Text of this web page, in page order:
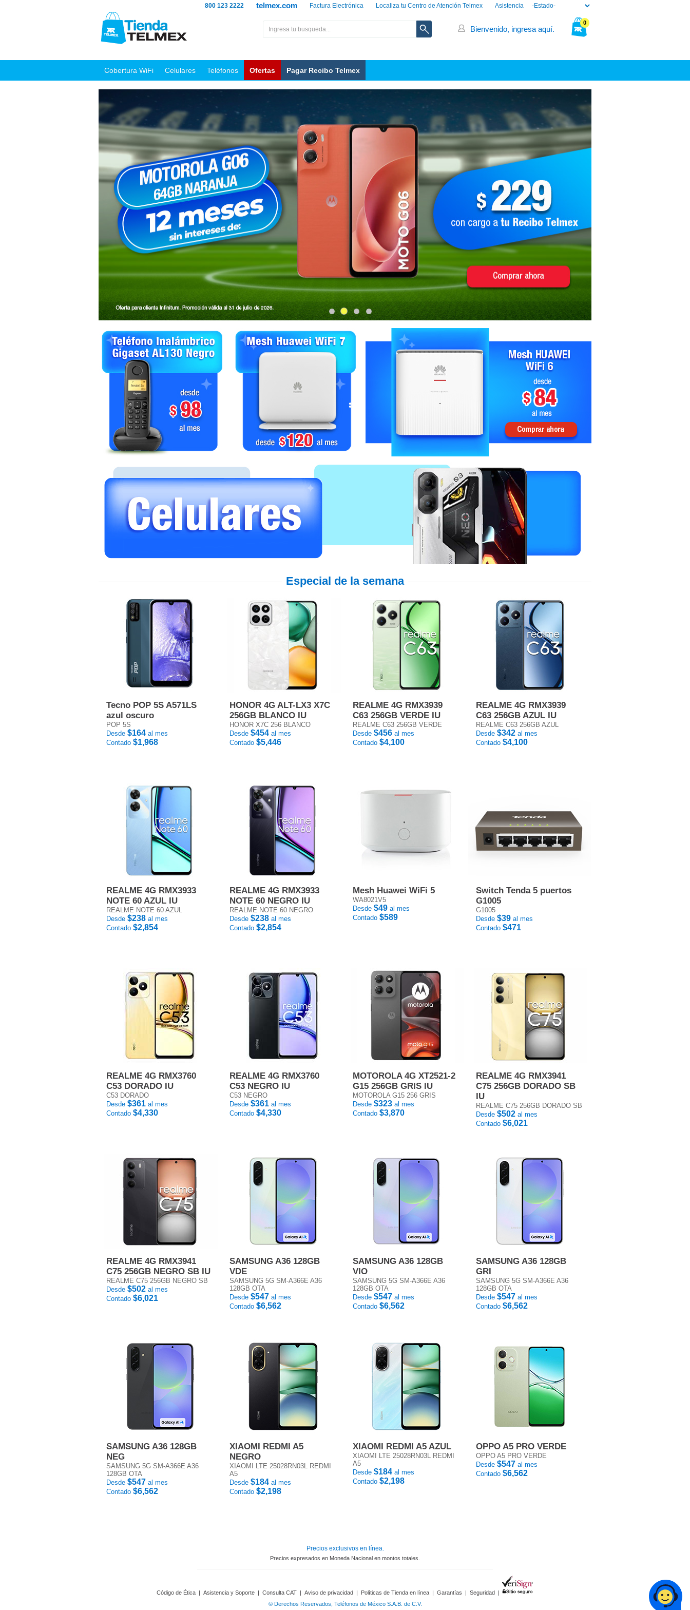
Asistencia
Localiza tu Centro de Atención Telmex
Factura Electrónica
telmex.com
800 123 2222
0
Bienvenido, ingresa aquí.
Cobertura WiFi Celulares Teléfonos Ofertas Pagar Recibo Telmex
Especial de la semana
Tecno POP 5S A571LS
azul oscuro
POP 5S
Desde $164 al mes
Contado $1,968
HONOR 4G ALT-LX3 X7C
256GB BLANCO IU
HONOR X7C 256 BLANCO
Desde $454 al mes
Contado $5,446
REALME 4G RMX3939
C63 256GB VERDE IU
REALME C63 256GB VERDE
Desde $456 al mes
Contado $4,100
REALME 4G RMX3939
C63 256GB AZUL IU
REALME C63 256GB AZUL
Desde $342 al mes
Contado $4,100
REALME 4G RMX3933
NOTE 60 AZUL IU
REALME NOTE 60 AZUL
Desde $238 al mes
Contado $2,854
REALME 4G RMX3933
NOTE 60 NEGRO IU
REALME NOTE 60 NEGRO
Desde $238 al mes
Contado $2,854
Mesh Huawei WiFi 5
WA8021V5
Desde $49 al mes
Contado $589
Switch Tenda 5 puertos
G1005
G1005
Desde $39 al mes
Contado $471
REALME 4G RMX3760
C53 DORADO IU
C53 DORADO
Desde $361 al mes
Contado $4,330
REALME 4G RMX3760
C53 NEGRO IU
C53 NEGRO
Desde $361 al mes
Contado $4,330
MOTOROLA 4G XT2521-2
G15 256GB GRIS IU
MOTOROLA G15 256 GRIS
Desde $323 al mes
Contado $3,870
REALME 4G RMX3941
C75 256GB DORADO SB
IU
REALME C75 256GB DORADO SB
Desde $502 al mes
Contado $6,021
REALME 4G RMX3941
C75 256GB NEGRO SB IU
REALME C75 256GB NEGRO SB
Desde $502 al mes
Contado $6,021
SAMSUNG A36 128GB
VDE
SAMSUNG 5G SM-A366E A36
128GB OTA
Desde $547 al mes
Contado $6,562
SAMSUNG A36 128GB
VIO
SAMSUNG 5G SM-A366E A36
128GB OTA
Desde $547 al mes
Contado $6,562
SAMSUNG A36 128GB
GRI
SAMSUNG 5G SM-A366E A36
128GB OTA
Desde $547 al mes
Contado $6,562
SAMSUNG A36 128GB
NEG
SAMSUNG 5G SM-A366E A36
128GB OTA
Desde $547 al mes
Contado $6,562
XIAOMI REDMI A5
NEGRO
XIAOMI LTE 25028RN03L REDMI
A5
Desde $184 al mes
Contado $2,198
XIAOMI REDMI A5 AZUL
XIAOMI LTE 25028RN03L REDMI
A5
Desde $184 al mes
Contado $2,198
OPPO A5 PRO VERDE
OPPO A5 PRO VERDE
Desde $547 al mes
Contado $6,562
Precios exclusivos en línea.
Precios expresados en Moneda Nacional en montos totales.
Código de Ética | Asistencia y Soporte | Consulta CAT | Aviso de privacidad | Políticas de Tienda en línea | Garantías | Seguridad |
© Derechos Reservados, Teléfonos de México S.A.B. de C.V.